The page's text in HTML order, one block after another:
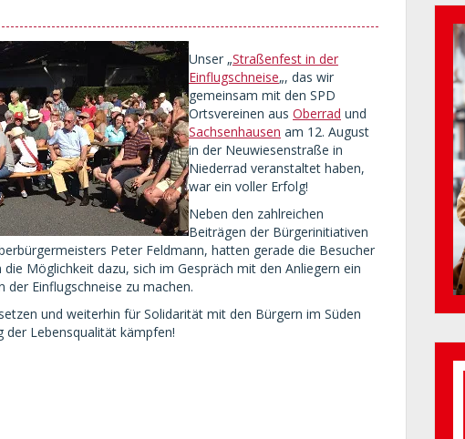
Unser „Straßenfest in der
Einflugschneise„, das wir
gemeinsam mit den SPD
Ortsvereinen aus Oberrad und
Sachsenhausen am 12. August
in der Neuwiesenstraße in
Niederrad veranstaltet haben,
war ein voller Erfolg!
Neben den zahlreichen
Beiträgen der Bürgerinitiativen
Peter Feldmann, hatten gerade die Besucher
Möglichkeit dazu, sich im Gespräch mit den Anliegern ein
Einflugschneise zu machen.
und weiterhin für Solidarität mit den Bürgern im Süden
der Lebensqualität kämpfen!